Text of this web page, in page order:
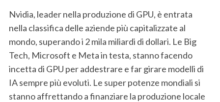
Nvidia, leader nella produzione di GPU, è entrata
nella classifica delle aziende più capitalizzate al
mondo, superando i 2 mila miliardi di dollari. Le Big
Tech, Microsoft e Meta in testa, stanno facendo
incetta di GPU per addestrare e far girare modelli di
IA sempre più evoluti. Le super potenze mondiali si
stanno affrettando a finanziare la produzione locale